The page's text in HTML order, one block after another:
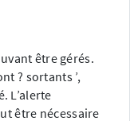
être gérés.
? sortants ’,
L’alerte
être nécessaire